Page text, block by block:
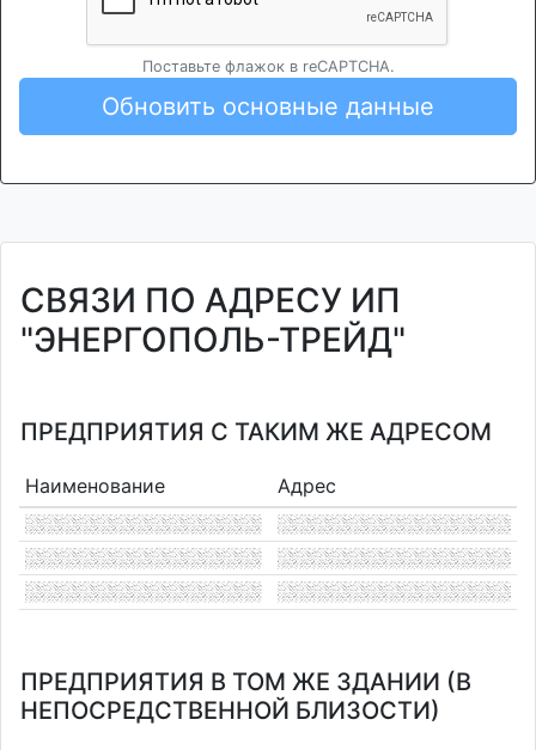
Поставьте флажок в reCAPTCHA.
Обновить основные данные
СВЯЗИ ПО АДРЕСУ ИП
"ЭНЕРГОПОЛЬ-ТРЕЙД"
ПРЕДПРИЯТИЯ С ТАКИМ ЖЕ АДРЕСОМ
Наименование Адрес
ПРЕДПРИЯТИЯ В ТОМ ЖЕ ЗДАНИИ (В
НЕПОСРЕДСТВЕННОЙ БЛИЗОСТИ)